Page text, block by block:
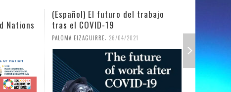
Nations
(Español) El futuro del trabajo
tras el COVID-19
PALOMA EIZAGUIRRE 26/04/2021